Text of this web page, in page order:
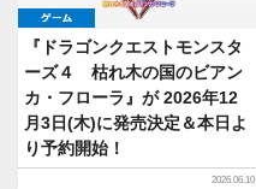
ゲーム
『ドラゴンクエストモンスタ
ーズ４ 枯れ木の国のビアン
カ・フローラ』が 2026年12
月3日(木)に発売決定＆本日よ
り予約開始！
2026.06.10